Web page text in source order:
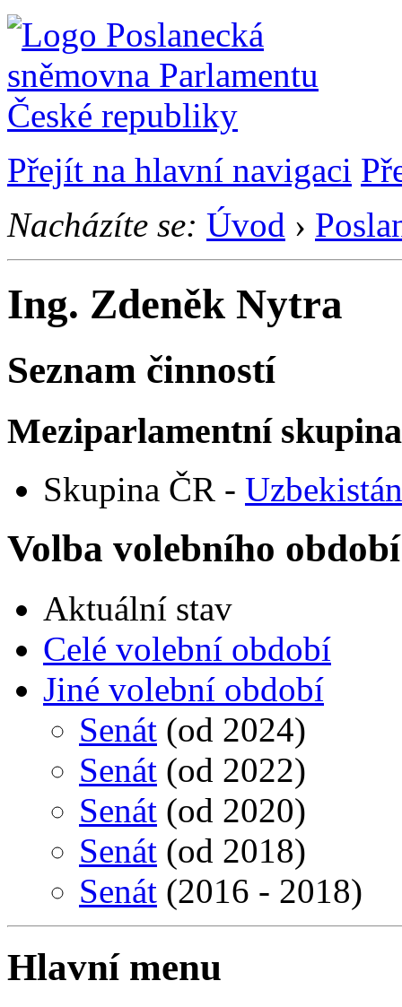
Přejít na hlavní navigaci
Nacházíte se: Úvod ›
Ing. Zdeněk Nytra
Seznam činností
Meziparlamentní
Skupina ČR - Uzbekistán
Volba volebního období
Aktuální stav
Celé volební období
Jiné volební období
Senát (od 2024)
Senát (od 2022)
Senát (od 2020)
Senát (od 2018)
Senát (2016 - 2018)
Hlavní menu